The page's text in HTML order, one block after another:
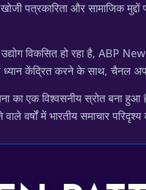
पत्रकारिता और सामाजिक
विकसित हो रहा है, ABP
ध्यान केंद्रित करने के साथ, चैनल
का एक विश्वसनीय स्रोत बना हुआ
वर्षों में भारतीय समाचार परिदृश्य